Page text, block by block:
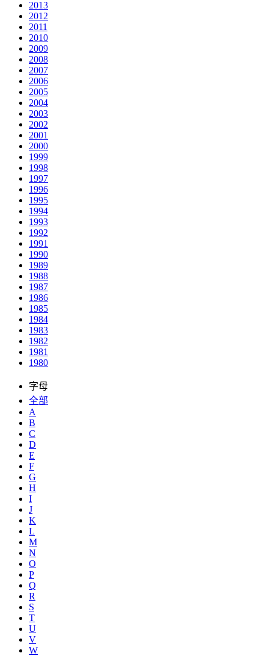
2013
2012
2011
2010
2009
2008
2007
2006
2005
2004
2003
2002
2001
2000
1999
1998
1997
1996
1995
1994
1993
1992
1991
1990
1989
1988
1987
1986
1985
1984
1983
1982
1981
1980
字母
全部
A
B
C
D
E
F
G
H
I
J
K
L
M
N
O
P
Q
R
S
T
U
V
W